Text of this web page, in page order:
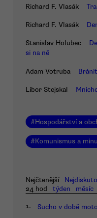
Richard F. Vlasák
Richard F. Vlasák
Stanislav Holubec
si na ně
Adam Votruba
Libor Stejskal
#Hospodářství a
#Komunismus a
Nejčtenější
24 hod
týden měsíc
1. Sucho v době